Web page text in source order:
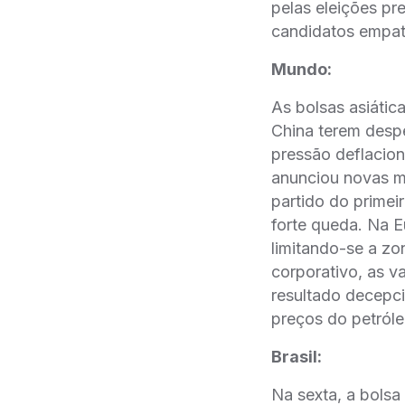
pelas eleições
candidatos
Mundo:
As bolsas
China terem
pressão
anunciou novas
partido do
forte queda. Na
limitando-se a
corporativo, as
resultado
preços do
Brasil:
Na sexta, a